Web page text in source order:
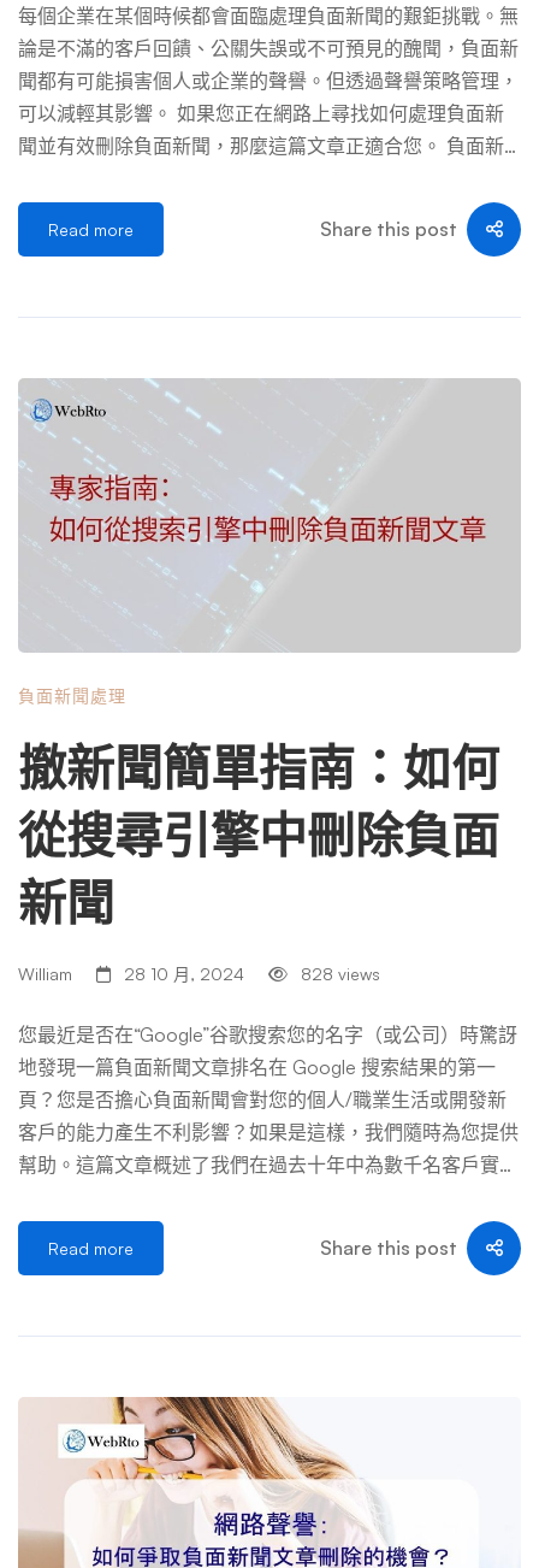
助改善您的線上聲譽。 危機溝通：應對風暴 當公關危機來
臨時，有效的溝通至關重要。制定危機溝通計畫可以讓您在
網路上出現負面消息時迅速果斷地做出反應。 內容刪除服
務：複雜任務的專業協助 刪除或更改線上內容的過程可能
非常複雜。這就是內容刪除服務的用武之地。他們專注於這
數位足跡管理：您的線上足跡 了 […] …
每個企業在某個時候都會面臨處理負面新聞的艱鉅挑戰。無
論是不滿的客戶回饋、公關失誤或不可預見的醜聞，負面新
聞都有可能損害個人或企業的聲譽。但透過聲譽策略管理，
可以減輕其影響。 如果您正在網路上尋找如何處理負面新
聞並有效刪除負面新聞，那麼這篇文章正適合您。 負面新
認識到其重要性至關重要。在當今互聯的世界中，一則推
文、評論或文章都有可能在數小時內迅速傳播。如果不及時
面新聞成為危機之前處理它 採取迅速有效的行動來解決不
利的輿論對於防止其升級為全面危機至關重要。這類似於識
別船上的洩漏並在導致整艘船沉沒之前及時修復。透過密切
關注各種社群媒體平台上的提及並積極參與客戶的回饋和評
論，品牌有機會透明地解決問題，這有助於防止情況進一步
升級。 當品牌直接、迅速地回應問題時，不僅表明他們重
視回饋，而且有助於建立信任並展示他們的準備。從本質上
講，及時介入可以將挑戰轉化為成長和促進聯繫的機會。
負面新聞可能發生的地方 在當今的數位時代，溝通管道非
入地研究這些管道以及它們如何影響品牌認知。 社群媒體 T
生地，即時對話發生在其中。正是在這裡，客戶的負面體驗
或不利的評論有可能迅速引起注意。只需點擊「分享」按
鈕，故事就會以閃電般的速度傳播，在數小時內到達全球受
眾。這些平台因參與度而蓬勃發展；因此，與中性的貼文相
比，充滿情緒的負面貼文往往更容易受到關注。 網路評論 Y
elp、Google Reviews 和 TripAdvisor 等評論網站已成為口碑
這些平台是用戶分享詳細體驗的地方，高度關注地突出好的
和壞的。 新聞媒體 雖然報紙和電視頻道等傳統媒體一直是
新聞來源，但它們的線上媒體也具有同樣重要的影響力。當
有關品牌或個人的負面故事具有新聞價值時，就會引發線上
和線下的討論。鑑於人們通常對新聞來源的信任，這些平台
落格 […] …
Read more Share this post
負面新聞處理
撤新聞簡單指南：如何
從搜尋引擎中刪除負面
新聞
William 28 10 月, 2024 828 views
您最近是否在“Google”谷歌搜索您的名字（或公司）時驚訝
地發現一篇負面新聞文章排名在 Google 搜索結果的第一
頁？您是否擔心負面新聞會對您的個人/職業生活或開發新
客戶的能力產生不利影響？如果是這樣，我們隨時為您提供
幫助。這篇文章概述了我們在過去十年中為數千名客戶實施
負面新聞文章，或最大程度地減少其在 Google 搜索結果中
的可見性。 *如果您需要專業幫助來盡快永久刪除或壓制負
只有一次機會刪除負面新聞文章 – 我們隨時為您提供幫
助！ 為什麼負面新聞文章在 GOOGLE 搜索結果中排名靠前
個人和公司需要數年的時間才能建立堅如磐石的聲譽，而網
絡上的一篇負面新聞文章只需幾天的時間就能讓一切崩潰。
當網上發布負面新聞時，很有可能它會出現在你的名字搜索
結果的第一頁。您可能想知道為什麼會發生這種情況，特別
Read more Share this post